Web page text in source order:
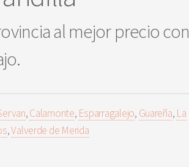
al mejor precio con
,Calamonte, Esparragalejo, Guareña, La
,Valverde de Merida